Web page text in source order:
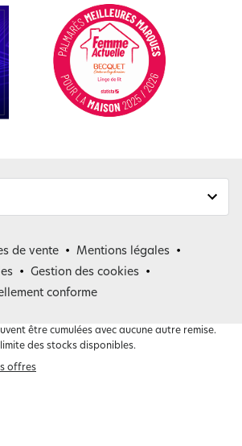
de vente
Mentions légales
Gestion des cookies
conforme
être cumulées avec aucune autre remise.
des stocks disponibles.
offres